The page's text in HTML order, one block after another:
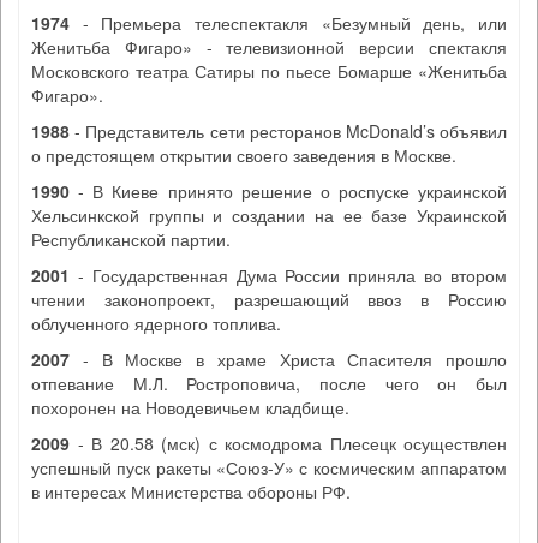
1974 - Премьера телеспектакля «Безумный день, или
Женитьба Фигаро» - телевизионной версии спектакля
Московского театра Сатиры по пьесе Бомарше «Женитьба
Фигаро».
1988 - Представитель сети ресторанов McDonald’s объявил
о предстоящем открытии своего заведения в Москве.
1990 - В Киеве принято решение о роспуске украинской
Хельсинкской группы и создании на ее базе Украинской
Республиканской партии.
2001 - Государственная Дума России приняла во втором
чтении законопроект, разрешающий ввоз в Россию
облученного ядерного топлива.
2007 - В Москве в храме Христа Спасителя прошло
отпевание М.Л. Ростроповича, после чего он был
похоронен на Новодевичьем кладбище.
2009 - В 20.58 (мск) с космодрома Плесецк осуществлен
успешный пуск ракеты «Союз-У» с космическим аппаратом
в интересах Министерства обороны РФ.